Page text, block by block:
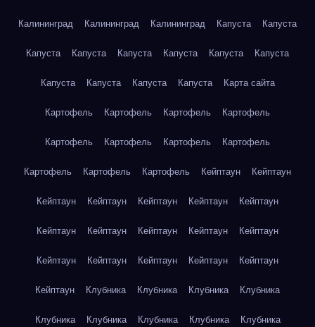
Калининград Калининград Калининград Капуста Капуста
Капуста Капуста Капуста Капуста Капуста Капуста
Капуста Капуста Капуста Капуста Карта сайта
Картофель Картофель Картофель Картофель
Картофель Картофель Картофель Картофель
Картофель Картофель Картофель Кейптаун Кейптаун
Кейптаун Кейптаун Кейптаун Кейптаун Кейптаун
Кейптаун Кейптаун Кейптаун Кейптаун Кейптаун
Кейптаун Кейптаун Кейптаун Кейптаун Кейптаун
Кейптаун Клубника Клубника Клубника Клубника
Клубника Клубника Клубника Клубника Клубника